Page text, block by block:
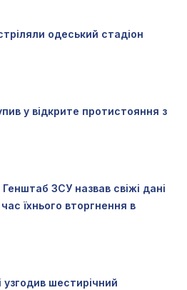
одеський стадіон
у відкрите протистояння з
ЗСУ назвав свіжі дані
їхнього вторгнення в
узгодив шестирічний